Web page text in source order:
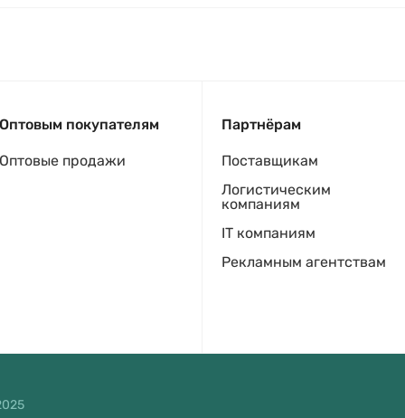
Оптовым покупателям
Оптовые продажи
Партнёрам
Поставщикам
Логистическим
компаниям
IT компаниям
Рекламным агентствам